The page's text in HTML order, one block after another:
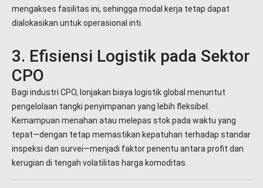
mengakses fasilitas ini, sehingga modal kerja tetap dapat
dialokasikan untuk operasional inti.
3. Efisiensi Logistik pada Sektor
CPO
Bagi industri CPO, lonjakan biaya logistik global menuntut
pengelolaan tangki penyimpanan yang lebih fleksibel.
Kemampuan menahan atau melepas stok pada waktu yang
tepat—dengan tetap memastikan kepatuhan terhadap standar
inspeksi dan survei—menjadi faktor penentu antara profit dan
kerugian di tengah volatilitas harga komoditas.